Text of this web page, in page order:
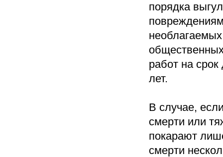
порядка
работ на
лет.
В случае,
смерти или
покарают
смерти